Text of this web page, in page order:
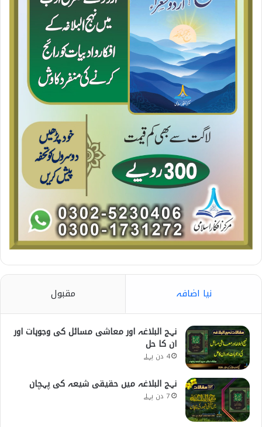
نیا اضافہ مقبول
نہج البلاغہ اور معاشی مسائل کی وجوہات اور
ان کا حل
4 دن پہلے
نہج البلاغہ میں حقیقی شیعہ کی پہچان
7 دن پہلے